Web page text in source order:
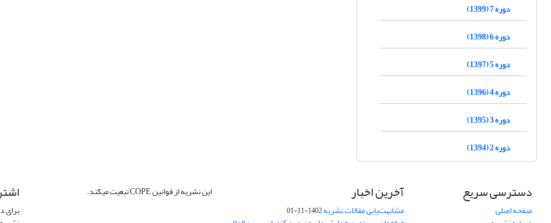
دوره 7 (1399)
دوره 6 (1398)
دوره 5 (1397)
دوره 4 (1396)
دوره 3 (1395)
دوره 2 (1394)
دسترسی سریع
صفحه اصلی
آخرین اخبار
مشابهت‌یابی مقالات نشریه1402-11-01
این نشریه از قوانین COPE تبعیت میکند.
برای